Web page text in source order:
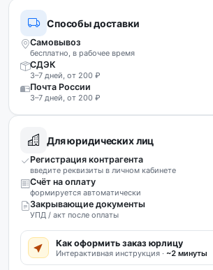
Способы доставки
Самовывоз
бесплатно, в рабочее время
СДЭК
3–7 дней, от 200 ₽
Почта России
3–7 дней, от 200 ₽
Для юридических лиц
Регистрация контрагента
введите реквизиты в личном кабинете
Счёт на оплату
формируется автоматически
Закрывающие документы
УПД / акт после оплаты
Как оформить заказ юрлицу
Интерактивная инструкция · ~2 минуты